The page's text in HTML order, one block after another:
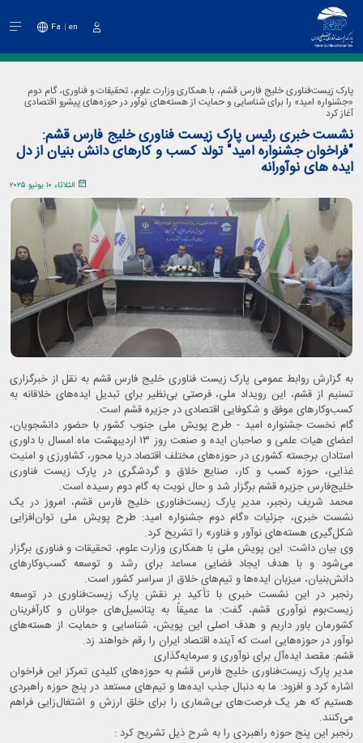
Fa en
پارک زیست‌فناوری خلیج فارس قشم، با همکاری وزارت علوم، تحقیقات و فناوری، گام دوم
«جشنواره امید» را برای شناسایی و حمایت از هسته‌های نوآور در حوزه‌های پیشرو اقتصادی
آغاز کرد
نشست خبری رئیس پارک زیست فناوری خلیج فارس قشم:
"فراخوان جشنواره امید" تولد کسب و کارهای دانش بنیان از دل
ایده های نوآورانه
الثلاثاء ١٠ يونيو ٢٠٢٥
به گزارش روابط عمومی پارک زیست فناوری خلیج فارس قشم به نقل از خبرگزاری
تسنیم از قشم، این رویداد ملی، فرصتی بی‌نظیر برای تبدیل ایده‌های خلاقانه به
کسب‌وکارهای موفق و شکوفایی اقتصادی در جزیره قشم است.
گام نخست جشنواره امید - طرح پویش ملی جنوب کشور با حضور دانشجویان،
اعضای هیات علمی و صاحبان ایده و صنعت روز ۱۳ اردیبهشت ماه امسال با داوری
استادان برجسته کشوری در حوزه‌های مختلف اقتصاد دریا محور، کشاورزی و امنیت
غذایی، حوزه کسب و کار، صنایع خلاق و گردشگری در پارک زیست فناوری
خلیج‌فارس جزیره قشم برگزار شد و حال نوبت به گام دوم رسیده است.
محمد شریف رنجبر، مدیر پارک زیست‌فناوری خلیج فارس قشم، امروز در یک
نشست خبری، جزئیات «گام دوم جشنواره امید: طرح پویش ملی توان‌افزایی
شکل‌گیری هسته‌های نوآور و فناور» را تشریح کرد.
وی بیان داشت: این پویش ملی با همکاری وزارت علوم، تحقیقات و فناوری برگزار
می‌شود و با هدف ایجاد فضایی مساعد برای رشد و توسعه کسب‌وکارهای
دانش‌بنیان، میزبان ایده‌ها و تیم‌های خلاق از سراسر کشور است.
رنجبر در این نشست خبری با تأکید بر نقش پارک زیست‌فناوری در توسعه
زیست‌بوم نوآوری قشم، گفت: ما عمیقاً به پتانسیل‌های جوانان و کارآفرینان
کشورمان باور داریم و هدف اصلی این پویش، شناسایی و حمایت از هسته‌های
نوآور در حوزه‌هایی است که آینده اقتصاد ایران را رقم خواهند زد.
قشم: مقصد ایده‌آل برای نوآوری و سرمایه‌گذاری
مدیر پارک زیست‌فناوری خلیج فارس قشم به حوزه‌های کلیدی تمرکز این فراخوان
اشاره کرد و افزود: ما به دنبال جذب ایده‌ها و تیم‌های مستعد در پنج حوزه راهبردی
هستیم که هر یک فرصت‌های بی‌شماری را برای خلق ارزش و اشتغال‌زایی فراهم
می‌کنند.
رنجبر این پنج حوزه راهبردی را به شرح ذیل تشریح کرد :